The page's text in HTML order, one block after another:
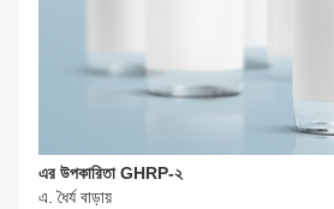
এর উপকারিতা GHRP-২
এ. ধৈর্য বাড়ায়